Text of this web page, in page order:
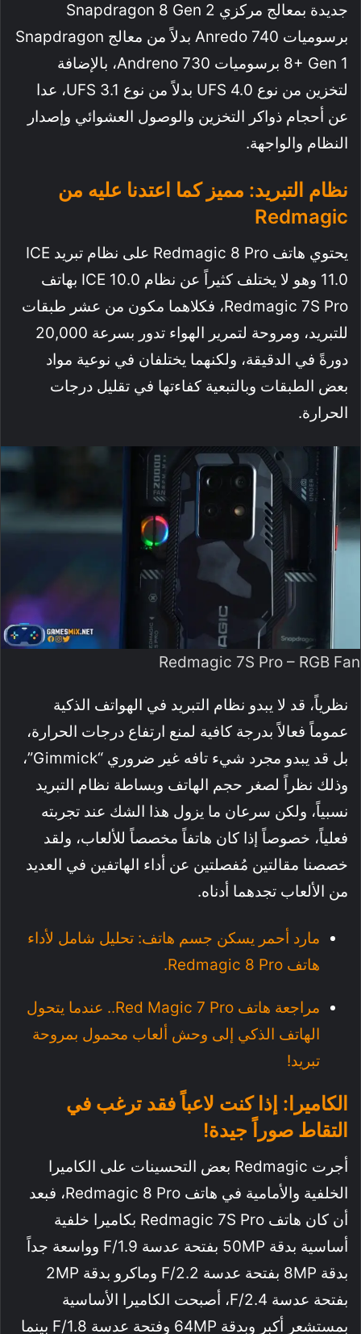
جديدة بمعالج مركزي Snapdragon 8 Gen 2
برسوميات Anredo 740 بدلاً من معالج Snapdragon
8+ Gen 1 برسوميات Andreno 730، بالإضافة
لتخزين من نوع UFS 4.0 بدلاً من نوع UFS 3.1، عدا
عن أحجام ذواكر التخزين والوصول العشوائي وإصدار
النظام والواجهة.
نظام التبريد: مميز كما اعتدنا عليه من
Redmagic
يحتوي هاتف Redmagic 8 Pro على نظام تبريد ICE
11.0 وهو لا يختلف كثيراً عن نظام ICE 10.0 بهاتف
Redmagic 7S Pro، فكلاهما مكون من عشر طبقات
للتبريد، ومروحة لتمرير الهواء تدور بسرعة 20,000
دورةً في الدقيقة، ولكنهما يختلفان في نوعية مواد
بعض الطبقات وبالتبعية كفاءتها في تقليل درجات
الحرارة.
Redmagic 7S Pro – RGB Fan
نظرياً، قد لا يبدو نظام التبريد في الهواتف الذكية
عموماً فعالاً بدرجة كافية لمنع ارتفاع درجات الحرارة،
بل قد يبدو مجرد شيء تافه غير ضروري “Gimmick”،
وذلك نظراً لصغر حجم الهاتف وبساطة نظام التبريد
نسبياً، ولكن سرعان ما يزول هذا الشك عند تجربته
فعلياً، خصوصاً إذا كان هاتفاً مخصصاً للألعاب، ولقد
خصصنا مقالتين مُفصلتين عن أداء الهاتفين في العديد
من الألعاب تجدهما أدناه.
مارد أحمر يسكن جسم هاتف: تحليل شامل لأداء
هاتف Redmagic 8 Pro.
مراجعة هاتف Red Magic 7 Pro.. عندما يتحول
الهاتف الذكي إلى وحش ألعاب محمول بمروحة
تبريد!
الكاميرا: إذا كنت لاعباً فقد ترغب في
التقاط صوراً جيدة!
أجرت Redmagic بعض التحسينات على الكاميرا
الخلفية والأمامية في هاتف Redmagic 8 Pro، فبعد
أن كان هاتف Redmagic 7S Pro بكاميرا خلفية
أساسية بدقة 50MP بفتحة عدسة F/1.9 وواسعة جداً
بدقة 8MP بفتحة عدسة F/2.2 وماكرو بدقة 2MP
بفتحة عدسة F/2.4، أصبحت الكاميرا الأساسية
بمستشعر أكبر وبدقة 64MP وفتحة عدسة F/1.8 بينما